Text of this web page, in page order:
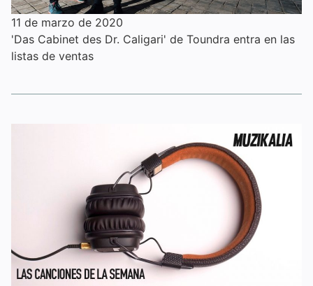
11 de marzo de 2020
'Das Cabinet des Dr. Caligari' de Toundra entra en las
listas de ventas